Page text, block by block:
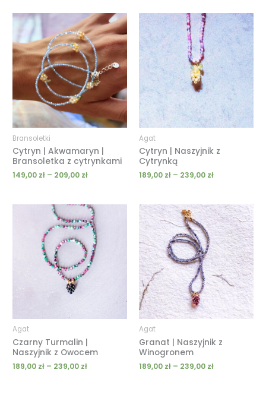
Bransoletki
Cytryn | Akwamaryn |
Bransoletka z cytrynkami
149,00 zł – 209,00 zł
Zakres
cen:
od
149,00 zł
do
209,00 zł
Agat
Cytryn | Naszyjnik z
Cytrynką
189,00 zł – 239,00 zł
Zakres
od
189,00 zł
239,00 zł
Agat
Czarny Turmalin |
Naszyjnik z Owocem
189,00 zł – 239,00 zł
Zakres
cen:
od
189,00 zł
do
239,00 zł
Agat
Granat | Naszyjnik z
Winogronem
189,00 zł – 239,00 zł
Zakres
cen:
od
189,00 zł
do
239,00 zł